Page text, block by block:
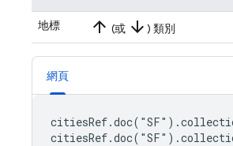
地標 arrow_upward (或 arrow_downward ) 類別
網頁